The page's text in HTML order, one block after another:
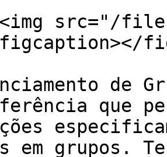
src="/files/
de
que
em grupos.